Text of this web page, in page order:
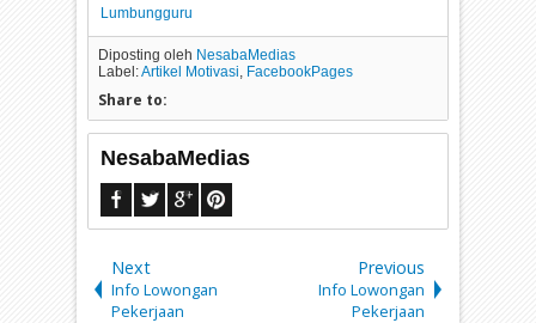
Lumbungguru
Diposting oleh NesabaMedias
Label:Artikel Motivasi, FacebookPages
Share to:
NesabaMedias
Next
Info Lowongan
Pekerjaan
Previous
Info Lowongan
Pekerjaan